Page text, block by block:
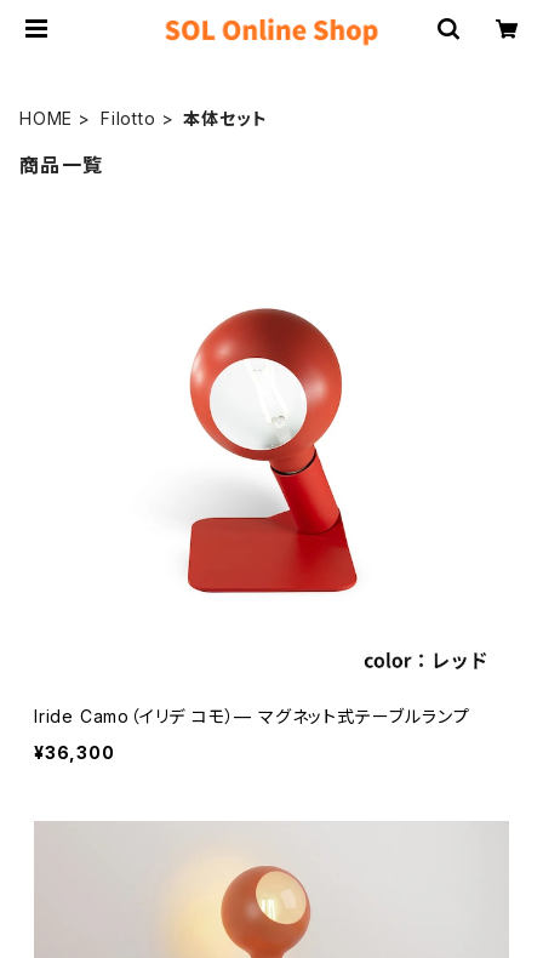
HOME Filotto 本体セット
商品一覧
Iride Camo（イリデ コモ）— マグネット式テーブルランプ
¥36,300